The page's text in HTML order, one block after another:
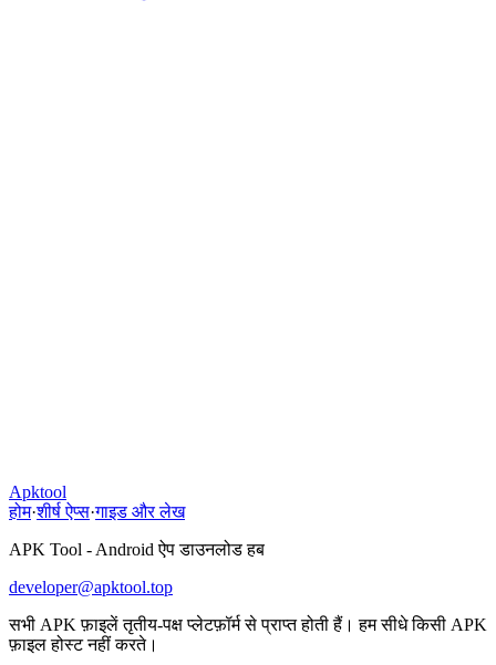
Apktool
होम·शीर्ष ऐप्स·गाइड और लेख
APK Tool - Android ऐप डाउनलोड हब
developer@apktool.top
सभी APK फ़ाइलें तृतीय-पक्ष प्लेटफ़ॉर्म से प्राप्त होती हैं। हम सीधे किसी APK
फ़ाइल होस्ट नहीं करते।